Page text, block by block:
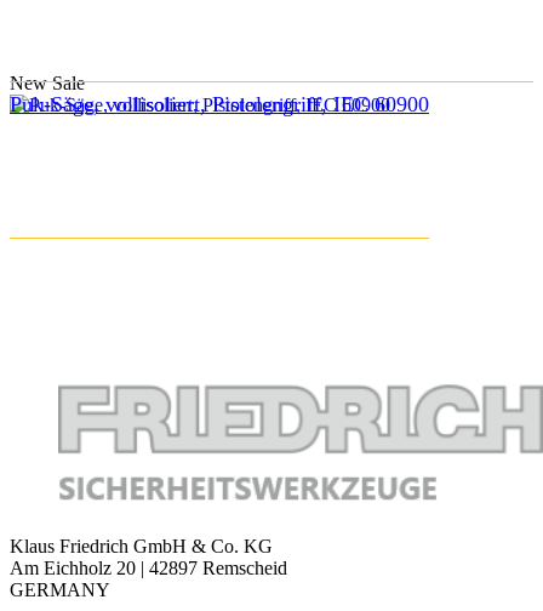
New Sale
Puk-Säge, vollisoliert, Pistolengriff, IEC 60900
Klaus Friedrich GmbH & Co. KG
Am Eichholz 20 | 42897 Remscheid
GERMANY